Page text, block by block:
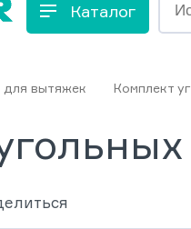
Каталог
вытяжек Комплект